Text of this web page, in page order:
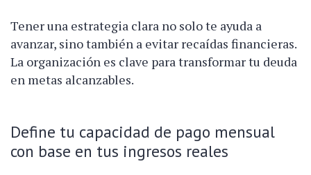
Tener una estrategia clara no solo te ayuda a
avanzar, sino también a evitar recaídas financieras.
La organización es clave para transformar tu deuda
en metas alcanzables.
Define tu capacidad de pago mensual
con base en tus ingresos reales